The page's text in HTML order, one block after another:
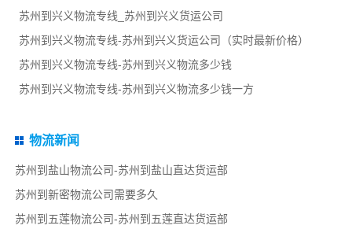
苏州到兴义物流专线_苏州到兴义货运公司
苏州到兴义物流专线-苏州到兴义货运公司（实时最新价格）
苏州到兴义物流专线-苏州到兴义物流多少钱
苏州到兴义物流专线-苏州到兴义物流多少钱一方
物流新闻
苏州到盐山物流公司-苏州到盐山直达货运部
苏州到新密物流公司需要多久
苏州到五莲物流公司-苏州到五莲直达货运部